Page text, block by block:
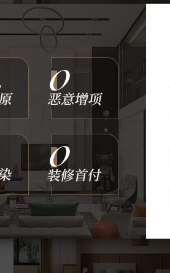
【富贵园】奶油 跃层／loft 210㎡
张蓉蓉 9张